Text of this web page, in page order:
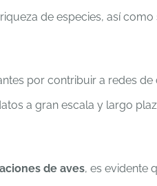
de especies, así
por contribuir a redes
a gran escala y largo
de aves, es evidente